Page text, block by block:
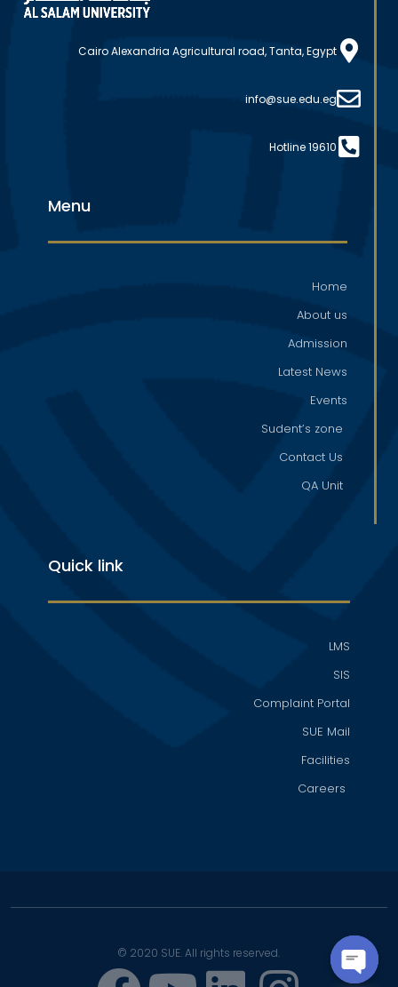
Cairo Alexandria Agricultural road, Tanta, Egypt
info@sue.edu.eg
Hotline 19610
Menu
Home
About us
Admission
Latest News
Events
Sudent’s zone
Contact Us
QA Unit
Quick link
LMS
SIS
Complaint Portal
SUE Mail
Facilities
Careers
© 2020 SUE. All rights reserved.